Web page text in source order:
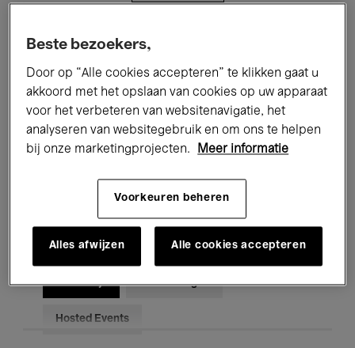
Alle evenementen
Tentoonstellingen Films
Performances Lezingen & Debatten
Jazz Klassieke Muziek Global Music
Elektronische Muziek
Voor iedereen Kids’ Palace
Onderwijs Rondleidingen
Hosted Events
Beste bezoekers,
Door op “Alle cookies accepteren” te klikken gaat u
akkoord met het opslaan van cookies op uw apparaat
voor het verbeteren van websitenavigatie, het
analyseren van websitegebruik en om ons te helpen
bij onze marketingprojecten.
Meer informatie
Voorkeuren beheren
Alles afwijzen Alle cookies accepteren